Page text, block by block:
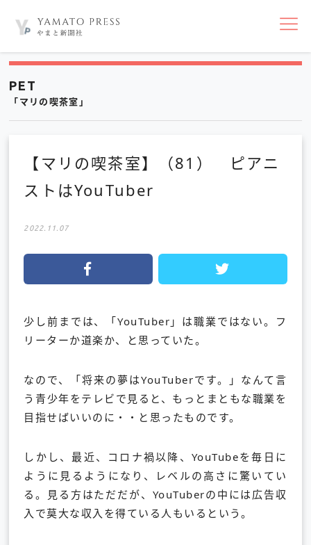
nav
PET
「マリの喫茶室」
【マリの喫茶室】（81） ピアニ
ストはYouTuber
2022.11.07
少し前までは、「YouTuber」は職業ではない。フ
リーターか道楽か、と思っていた。
なので、「将来の夢はYouTuberです。」なんて言
う青少年をテレビで見ると、もっとまともな職業を
目指せばいいのに・・と思ったものです。
しかし、最近、コロナ禍以降、YouTubeを毎日に
ように見るようになり、レベルの高さに驚いてい
る。見る方はただだが、YouTuberの中には広告収
入で莫大な収入を得ている人もいるという。